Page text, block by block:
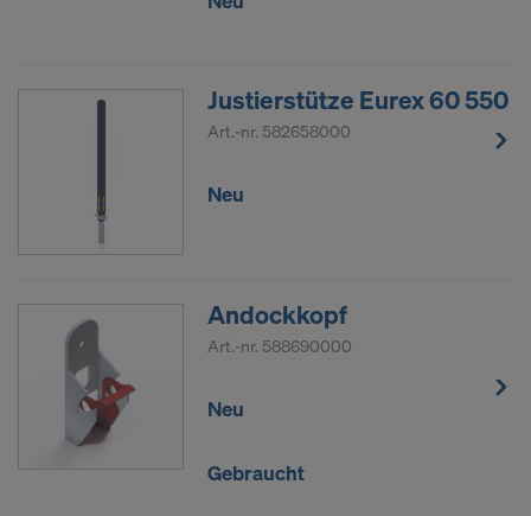
Justierstütze Eurex 60 550
Art.-nr. 582658000
Neu
Andockkopf
Art.-nr. 588690000
Neu
Gebraucht